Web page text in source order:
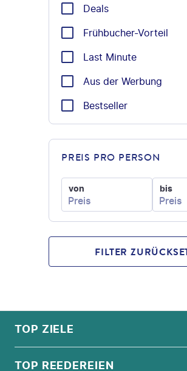
Deals
Frühbucher-Vorteil
Last Minute
Aus der Werbung
Bestseller
PREIS PRO PERSON
von bis
FILTER
FOOTER
Footer navigation
TOP ZIELE
ALPEN
TOP REEDEREIEN